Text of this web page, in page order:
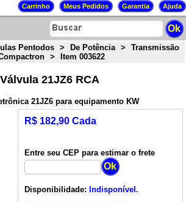
Pentodos > De Potência >
Transmissão
> Item 003622
Válvula 21JZ6 RCA
21JZ6 para equipamento KW
R$ 182,90 Cada
Entre seu CEP para estimar o frete
Disponibilidade: Indisponível.